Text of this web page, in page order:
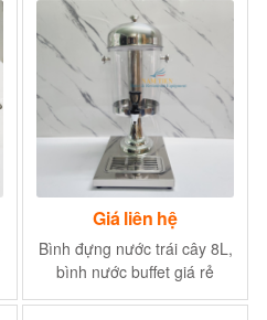
Giá liên hệ
Bình đựng nước trái cây 8L,
bình nước buffet giá rẻ